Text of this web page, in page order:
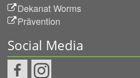
Dekanat Worms
Prävention
Social Media